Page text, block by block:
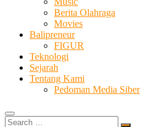
Berita Olahraga
Movies
Balipreneur
FIGUR
Teknologi
Sejarah
Tentang Kami
Pedoman Media Siber
Search